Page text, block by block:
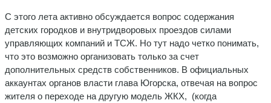
С этого лета активно обсуждается вопрос содержания
детских городков и внутридворовых проездов силами
управляющих компаний и ТСЖ. Но тут надо четко понимать,
что это возможно организовать только за счет
дополнительных средств собственников. В официальных
аккаунтах органов власти глава Югорска, отвечая на вопрос
жителя о переходе на другую модель ЖКХ, (когда